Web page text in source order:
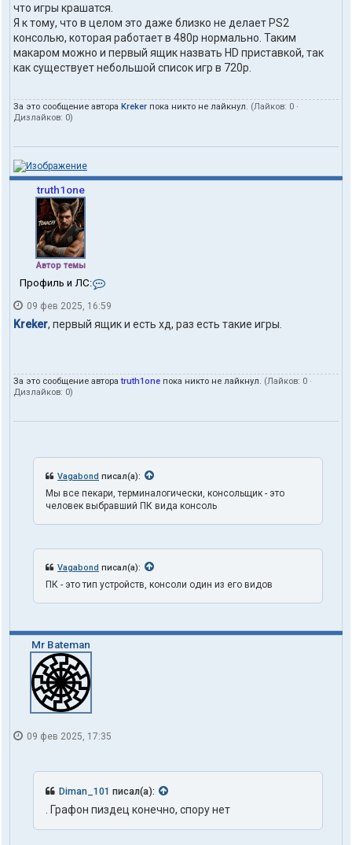
что игры крашатся.
Я к тому, что в целом это даже близко не делает PS2
консолью, которая работает в 480p нормально. Таким
макаром можно и первый ящик назвать HD приставкой, так
как существует небольшой список игр в 720p.
За это сообщение автора Kreker пока никто не лайкнул. (Лайков: 0 ·
Дизлайков: 0)
truth1one
Автор темы
Профиль и ЛС:
н
т
а
п
ь
в
т
е
л
r
t
h
e
09 фев 2025, 16:59
Kreker, первый ящик и есть хд, раз есть такие игры.
За это сообщение автораtruth1one пока никто не лайкнул. (Лайков: 0 ·
Дизлайков: 0)
Vagabond писал(а):
Мы все пекари, терминалогически, консольщик - это
человек выбравший ПК вида консоль
Vagabond писал(а):
ПК - это тип устройств, консоли один из его видов
Mr Bateman
09 фев 2025, 17:35
Diman_101 писал(а):
. Графон пиздец конечно, спору нет